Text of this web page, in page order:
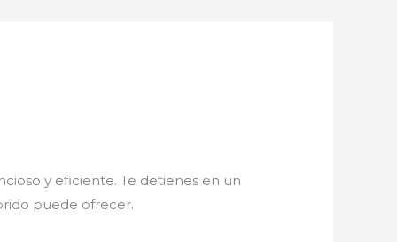
y eficiente. Te detienes en un
puede ofrecer.